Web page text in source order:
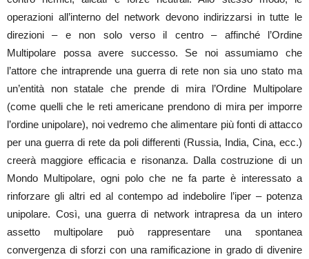
operazioni all’interno del network devono indirizzarsi in tutte le
direzioni – e non solo verso il centro – affinché l’Ordine
Multipolare possa avere successo. Se noi assumiamo che
l’attore che intraprende una guerra di rete non sia uno stato ma
un’entità non statale che prende di mira l’Ordine Multipolare
(come quelli che le reti americane prendono di mira per imporre
l’ordine unipolare), noi vedremo che alimentare più fonti di attacco
per una guerra di rete da poli differenti (Russia, India, Cina, ecc.)
creerà maggiore efficacia e risonanza. Dalla costruzione di un
Mondo Multipolare, ogni polo che ne fa parte è interessato a
rinforzare gli altri ed al contempo ad indebolire l’iper – potenza
unipolare. Così, una guerra di network intrapresa da un intero
assetto multipolare può rappresentare una spontanea
convergenza di sforzi con una ramificazione in grado di divenire